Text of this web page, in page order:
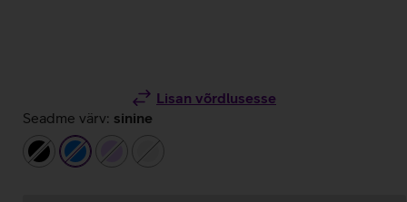
Lisan võrdlusesse
Seadme värv: sinine
mustsininehelelillavalge